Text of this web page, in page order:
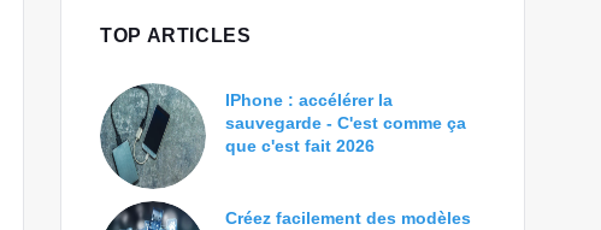
TOP ARTICLES
IPhone : accélérer la
sauvegarde - C'est comme ça
que c'est fait 2026
Créez facilement des modèles